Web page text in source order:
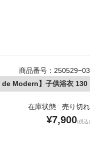
商品番号：250529−03
de Modern】子供浴衣 130
在庫状態 : 売り切れ
¥7,900(税込)